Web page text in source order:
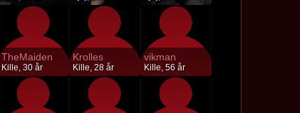
TheMaiden
Kille, 30 år
Krolles
Kille, 28 år
vikman
Kille, 56 år